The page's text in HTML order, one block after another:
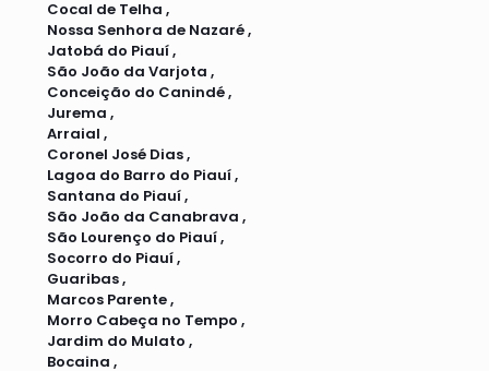
Cocal de Telha ,
Nossa Senhora de Nazaré ,
Jatobá do Piauí ,
São João da Varjota ,
Conceição do Canindé ,
Jurema ,
Arraial ,
Coronel José Dias ,
Lagoa do Barro do Piauí ,
Santana do Piauí ,
São João da Canabrava ,
São Lourenço do Piauí ,
Socorro do Piauí ,
Guaribas ,
Marcos Parente ,
Morro Cabeça no Tempo ,
Jardim do Mulato ,
Bocaina ,